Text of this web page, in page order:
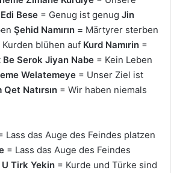
Edi Bese = Genug ist genug Jin
Şehid Namırın = Märtyrer sterben
Kurden blühen auf Kurd Namırin =
Be Serok Jiyan Nabe = Kein Leben
Welatemeye = Unser Ziel ist
Qet Natırsın = Wir haben niemals
Lass das Auge des Feindes platzen
= Lass das Auge des Feindes
U Tirk Yekin = Kurde und Türke sind